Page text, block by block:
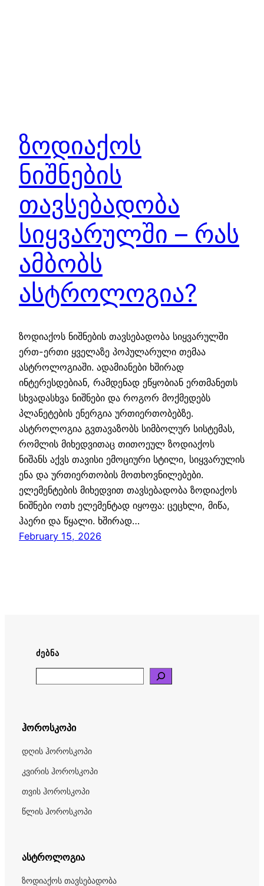
ზოდიაქოს
ნიშნების
თავსებადობა
სიყვარულში – რას
ამბობს
ასტროლოგია?
ზოდიაქოს ნიშნების თავსებადობა სიყვარულში
ერთ-ერთი ყველაზე პოპულარული თემაა
ასტროლოგიაში. ადამიანები ხშირად
ინტერესდებიან, რამდენად ეწყობიან ერთმანეთს
სხვადასხვა ნიშნები და როგორ მოქმედებს
პლანეტების ენერგია ურთიერთობებზე.
ასტროლოგია გვთავაზობს სიმბოლურ სისტემას,
რომლის მიხედვითაც თითოეულ ზოდიაქოს
ნიშანს აქვს თავისი ემოციური სტილი, სიყვარულის
ენა და ურთიერთობის მოთხოვნილებები.
ელემენტების მიხედვით თავსებადობა ზოდიაქოს
ნიშნები ოთხ ელემენტად იყოფა: ცეცხლი, მიწა,
ჰაერი და წყალი. ხშირად…
February 15, 2026
ᲫᲔᲑᲜᲐ
ჰოროსკოპი
დღის ჰოროსკოპი
კვირის ჰოროსკოპი
თვის ჰოროსკოპი
წლის ჰოროსკოპი
ასტროლოგია
ზოდიაქოს თავსებადობა